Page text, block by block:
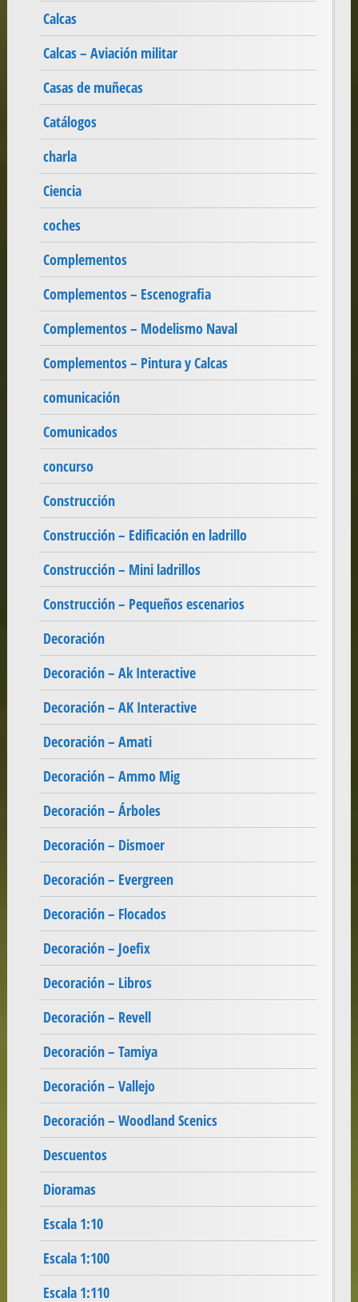
Calcas
Calcas – Aviación militar
Casas de muñecas
Catálogos
charla
Ciencia
coches
Complementos
Complementos – Escenografia
Complementos – Modelismo Naval
Complementos – Pintura y Calcas
comunicación
Comunicados
concurso
Construcción
Construcción – Edificación en ladrillo
Construcción – Mini ladrillos
Construcción – Pequeños escenarios
Decoración
Decoración – Ak Interactive
Decoración – AK Interactive
Decoración – Amati
Decoración – Ammo Mig
Decoración – Árboles
Decoración – Dismoer
Decoración – Evergreen
Decoración – Flocados
Decoración – Joefix
Decoración – Libros
Decoración – Revell
Decoración – Tamiya
Decoración – Vallejo
Decoración – Woodland Scenics
Descuentos
Dioramas
Escala 1:10
Escala 1:100
Escala 1:110